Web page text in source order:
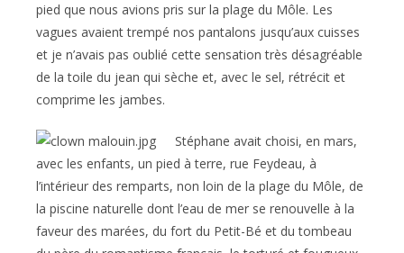
pied que nous avions pris sur la plage du Môle. Les
vagues avaient trempé nos pantalons jusqu’aux cuisses
et je n’avais pas oublié cette sensation très désagréable
de la toile du jean qui sèche et, avec le sel, rétrécit et
comprime les jambes.
Stéphane avait choisi, en mars,
avec les enfants, un pied à terre, rue Feydeau, à
l’intérieur des remparts, non loin de la plage du Môle, de
la piscine naturelle dont l’eau de mer se renouvelle à la
faveur des marées, du fort du Petit-Bé et du tombeau